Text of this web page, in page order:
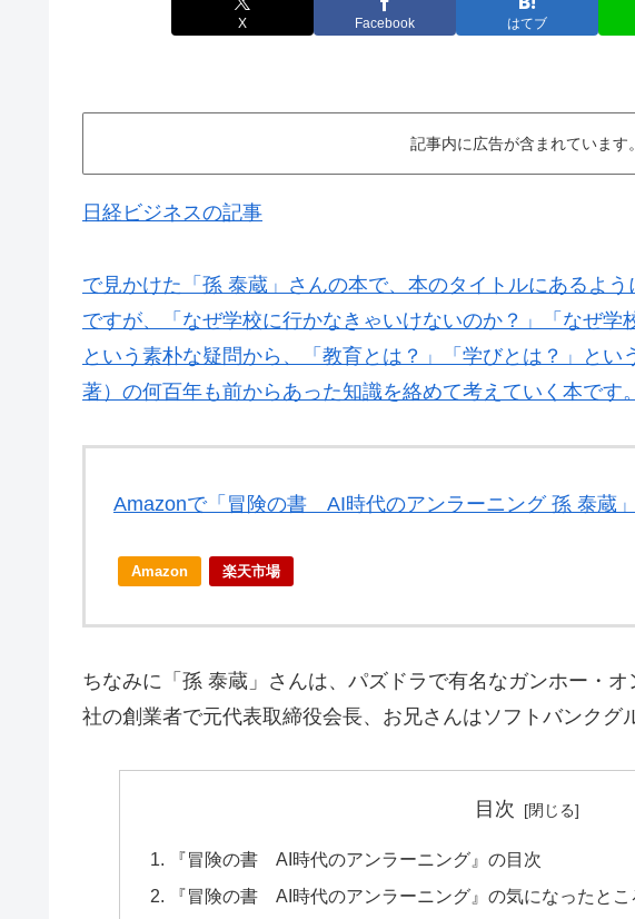
X Facebook はてブ
記事内に広告が含まれています。
日経ビジネスの記事
で見かけた「孫 泰蔵」さんの本で、本のタイトルにあるよ
ですが、「なぜ学校に行かなきゃいけないのか？」「なぜ学
という素朴な疑問から、「教育とは？」「学びとは？」とい
著）の何百年も前からあった知識を絡めて考えていく本です。
Amazonで「冒険の書 AI時代のアンラーニング 孫 泰蔵
Amazon 楽天市場
ちなみに「孫 泰蔵」さんは、パズドラで有名なガンホー・
社の創業者で元代表取締役会長、お兄さんはソフトバンクグ
目次
『冒険の書 AI時代のアンラーニング』の目次
『冒険の書 AI時代のアンラーニング』の気になったとこ